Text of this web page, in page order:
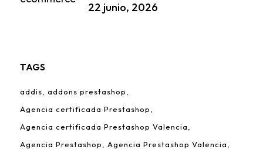
22 junio, 2026
TAGS
addis
addons prestashop
Agencia certificada Prestashop
Agencia certificada Prestashop Valencia
Agencia Prestashop
Agencia Prestashop Valencia